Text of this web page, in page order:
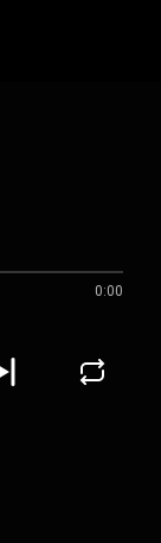
0:00